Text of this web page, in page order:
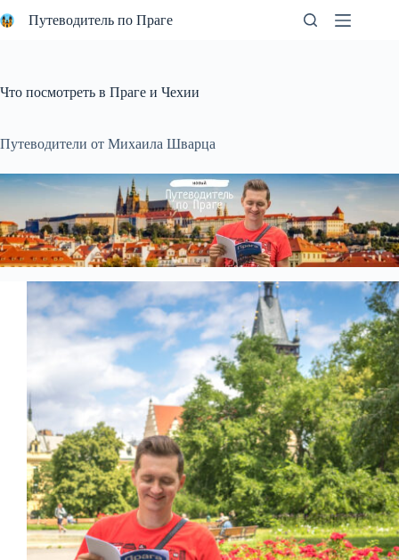
к
Путеводитель по Праге
Что посмотреть в Праге и Чехии
Путеводители от Михаила Шварца